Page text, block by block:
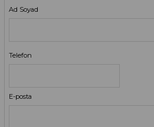
Ad Soyad
Telefon
E-posta